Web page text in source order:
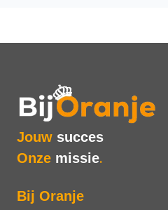
Jouw succes
Onze missie.
Bij Oranje